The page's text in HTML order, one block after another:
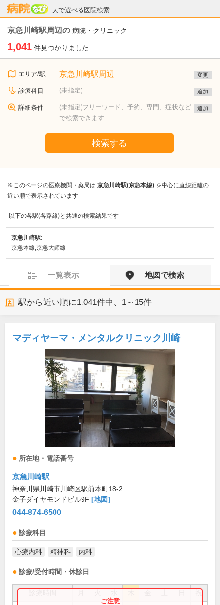
人で選べる医院検索
病院なび
京急川崎駅周辺の 病院・クリニック
1,041 件見つかりました
エリア/駅 京急川崎駅周辺 変更
診療科目 (未指定) 追加
詳細条件
(未指定)フリーワード、予約、専門、症状など
で検索できます
追加
検索する
※このページの医療機関・薬局は 京急川崎駅(京急本線) を中心に直線距離の
近い順で表示されています
以下の各駅(各路線)と共通の検索結果です
京急川崎駅:
京急本線,京急大師線
一覧表示 地図で検索
駅から近い順に1,041件中、 1～15件
マディヤーマ・メンタルクリニック川崎
所在地・電話番号
京急川崎駅
神奈川県川崎市川崎区駅前本町18-2
金子ダイヤモンドビル9F [地図]
044-874-6500
診療科目
心療内科 精神科 内科
診療/受付時間・休診日
祝